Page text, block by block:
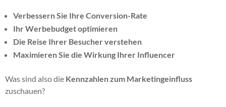
Verbessern Sie Ihre Conversion-Rate
Ihr Werbebudget optimieren
Die Reise Ihrer Besucher verstehen
Maximieren Sie die Wirkung Ihrer Influencer
Was sind also die Kennzahlen zum Marketingeinfluss
zuschauen?